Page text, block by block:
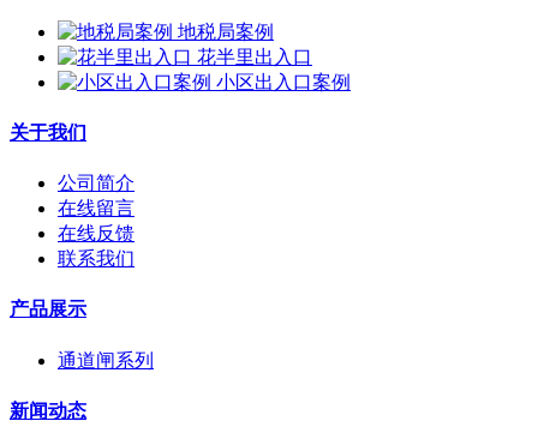
地税局案例
花半里出入口
小区出入口案例
关于我们
公司简介
在线留言
在线反馈
联系我们
产品展示
通道闸系列
新闻动态